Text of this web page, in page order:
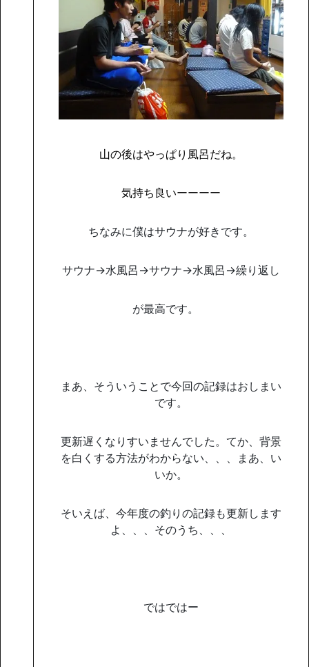
山の後はやっぱり風呂だね。
気持ち良いーーーー
ちなみに僕はサウナが好きです。
サウナ→水風呂→サウナ→水風呂→繰り返し
が最高です。
まあ、そういうことで今回の記録はおしまい
です。
更新遅くなりすいませんでした。てか、背景
を白くする方法がわからない、、、まあ、い
いか。
そいえば、今年度の釣りの記録も更新します
よ、、、そのうち、、、
ではではー